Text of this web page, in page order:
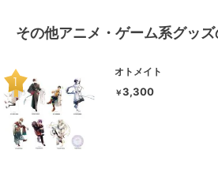
その他アニメ・ゲーム系グッ
オトメイト
￥3,300